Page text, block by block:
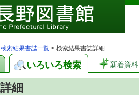
検索結果書誌一覧 > 検索結果書誌詳細
いろいろ検索 新着資料
細